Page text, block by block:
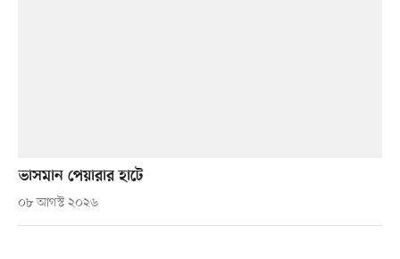
ভাসমান পেয়ারার হাটে
০৮ আগস্ট ২০২৬